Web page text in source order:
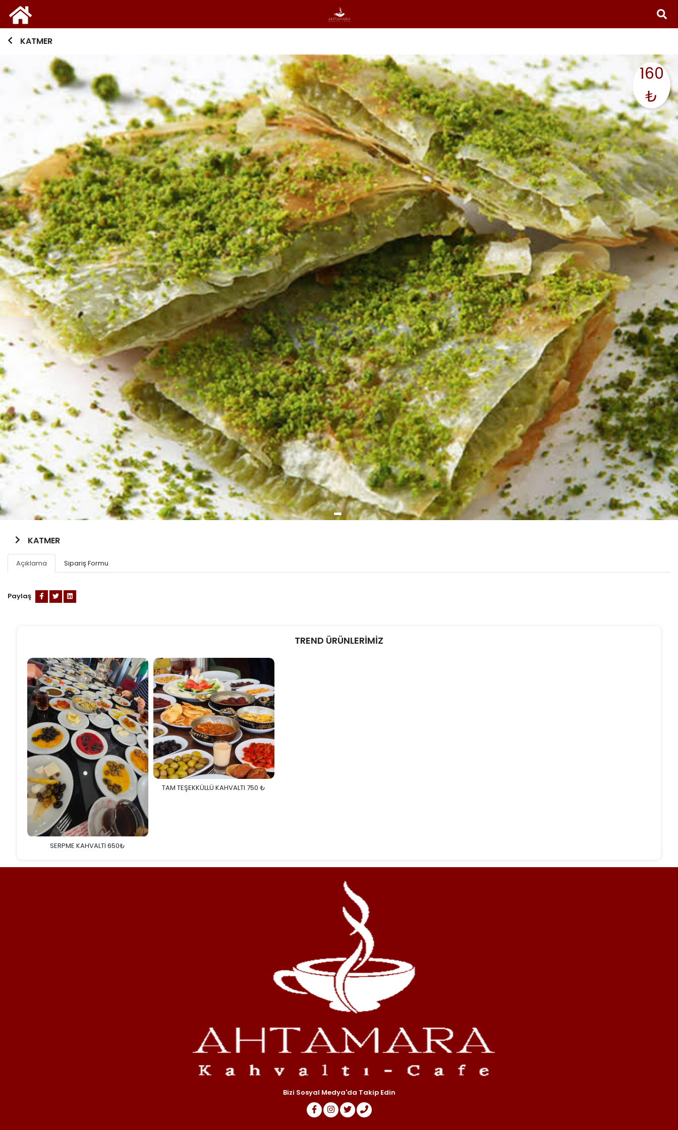
KATMER
160
₺
KATMER
Açıklama Sipariş Formu
Paylaş
TREND ÜRÜNLERİMİZ
SERPME KAHVALTI 650₺
TAM TEŞEKKÜLLÜ KAHVALTI 750 ₺
Bizi Sosyal Medya'da Takip Edin